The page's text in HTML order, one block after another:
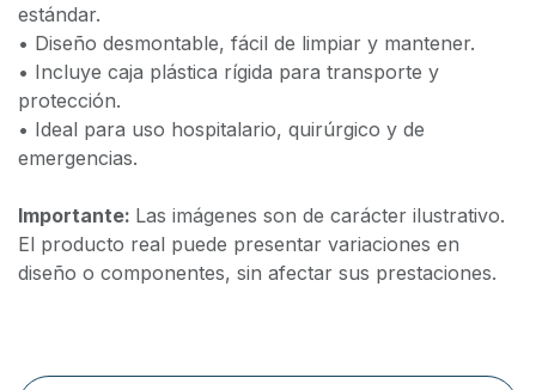
estándar.
• Diseño desmontable, fácil de limpiar y mantener.
• Incluye caja plástica rígida para transporte y
protección.
• Ideal para uso hospitalario, quirúrgico y de
emergencias.
Importante: Las imágenes son de carácter ilustrativo.
El producto real puede presentar variaciones en
diseño o componentes, sin afectar sus prestaciones.